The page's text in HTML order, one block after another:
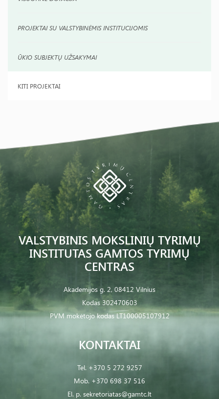
PROJEKTAI SU VALSTYBINĖMIS INSTITUCIJOMIS
ŪKIO SUBJEKTŲ UŽSAKYMAI
KITI PROJEKTAI
VALSTYBINIS MOKSLINIŲ TYRIMŲ
INSTITUTAS GAMTOS TYRIMŲ
CENTRAS
Akademijos g. 2, 08412 Vilnius
Kodas 302470603
PVM mokėtojo kodas LT100005107912
KONTAKTAI
Tel. +370 5 272 9257
Mob. +370 698 37 516
El. p. sekretoriatas@gamtc.lt